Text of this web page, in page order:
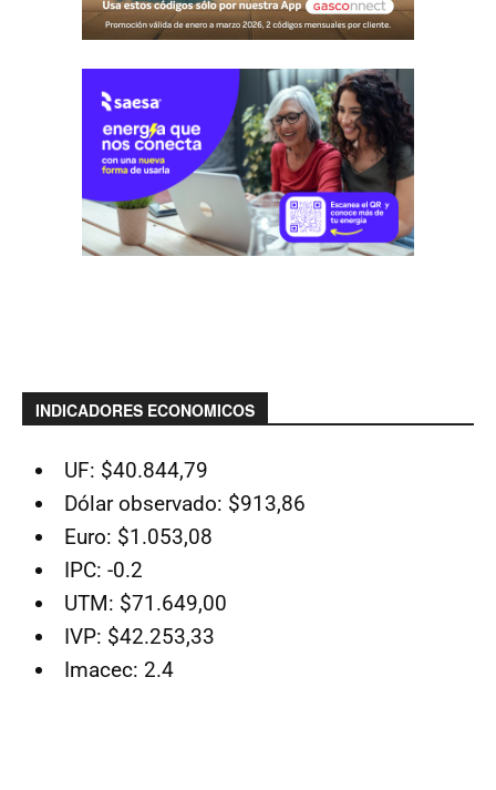
INDICADORES ECONOMICOS
UF: $40.844,79
Dólar observado: $913,86
Euro: $1.053,08
IPC: -0.2
UTM: $71.649,00
IVP: $42.253,33
Imacec: 2.4